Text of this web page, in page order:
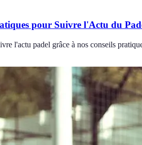
pour Suivre l'Actu du
l'actu padel grâce à nos conseils